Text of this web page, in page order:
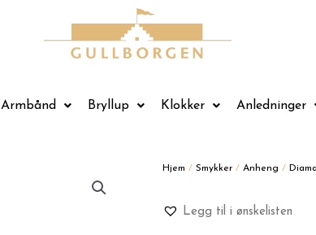
Armbånd Bryllup Klokker Anledninger
Hjem / Smykker / Anheng /
Legg til i ønskelisten